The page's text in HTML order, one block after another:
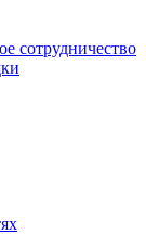
сотрудничество